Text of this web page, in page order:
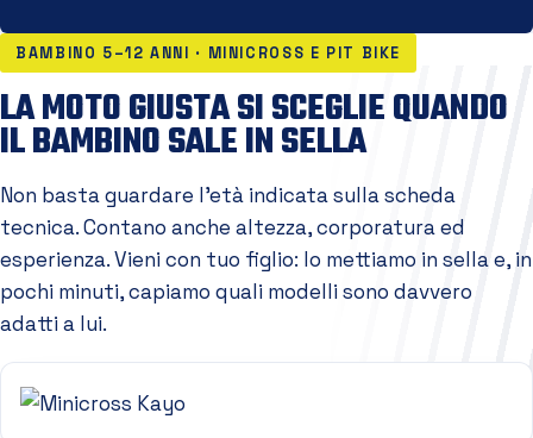
BAMBINO 5–12 ANNI · MINICROSS E PIT BIKE
LA MOTO GIUSTA SI SCEGLIE QUANDO
IL BAMBINO SALE IN SELLA
Non basta guardare l'età indicata sulla scheda
tecnica. Contano anche altezza, corporatura ed
esperienza. Vieni con tuo figlio: lo mettiamo in sella e, in
pochi minuti, capiamo quali modelli sono davvero
adatti a lui.